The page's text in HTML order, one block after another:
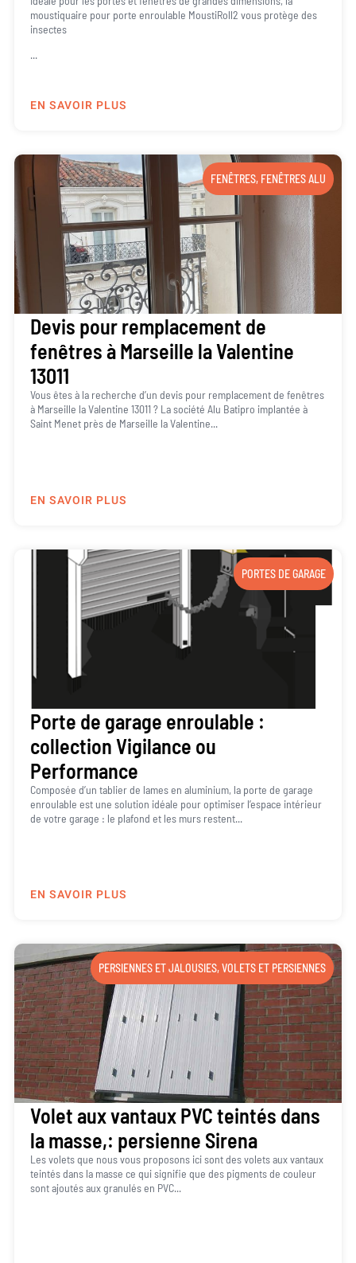
moustiquaire pour porte enroulable MoustiRoll2 vous protège des
insectes
...
EN SAVOIR PLUS
FENÊTRES, FENÊTRES ALU
Devis pour remplacement de
fenêtres à Marseille la Valentine
13011
Vous êtes à la recherche d’un devis pour remplacement de fenêtres
à Marseille la Valentine 13011 ? La société Alu Batipro implantée à
Saint Menet près de Marseille la Valentine...
EN SAVOIR PLUS
PORTES DE GARAGE
Porte de garage enroulable :
collection Vigilance ou
Performance
Composée d’un tablier de lames en aluminium, la porte de garage
enroulable est une solution idéale pour optimiser l’espace intérieur
de votre garage : le plafond et les murs restent...
EN SAVOIR PLUS
PERSIENNES ET JALOUSIES,VOLETS ET PERSIENNES
Volet aux vantaux PVC teintés dans
la masse,: persienne Sirena
Les volets que nous vous proposons ici sont des volets aux vantaux
teintés dans la masse ce qui signifie que des pigments de couleur
sont ajoutés aux granulés en PVC...